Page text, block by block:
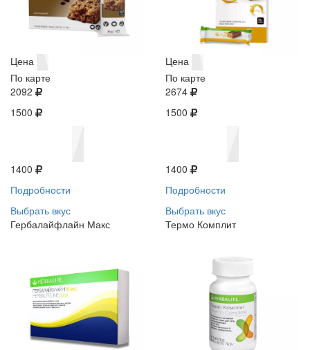
Цена
По карте
2092
1500
1400
Подробности
Выбрать вкус
Цена
По карте
2674
1500
1400
Подробности
Выбрать вкус
Гербалайфлайн Макс
Термо Комплит